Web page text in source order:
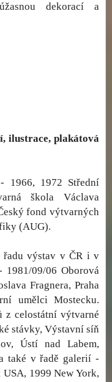
dekorací a
ilustrace, plakátová
1966, 1972 Střední
škola Václava
fond výtvarných
(AUG).
řadu výstav v ČR i v
1981/09/06 Oborová
Fragnera, Praha
umělci Mostecku.
z celostátní výtvarné
stávky, Výstavní síň
Ústí nad Labem,
také v řadě galerií -
1999 New York,